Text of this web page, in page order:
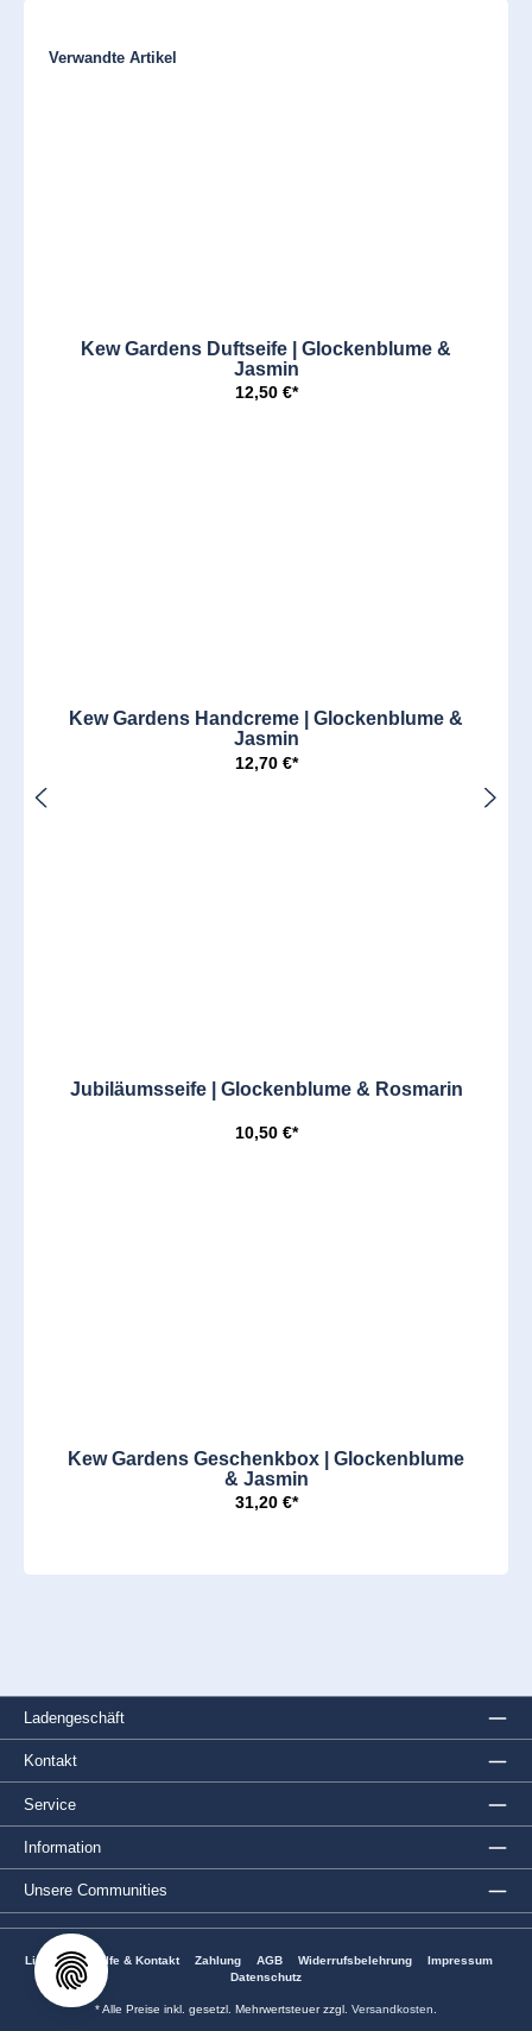
Produktgalerie überspringen
Verwandte Artikel
Kew Gardens Duftseife | Glockenblume &
Jasmin
12,50 €*
Kew Gardens Handcreme | Glockenblume &
Jasmin
12,70 €*
Jubiläumsseife | Glockenblume & Rosmarin
10,50 €*
Kew Gardens Geschenkbox | Glockenblume
& Jasmin
31,20 €*
Ladengeschäft
Service
Information
Kontakt
Unsere Communities
Lieferung Hilfe & Kontakt Zahlung AGB Widerrufsbelehrung
Impressum
Datenschutz
* Alle Preise inkl. gesetzl. Mehrwertsteuer zzgl. Versandkosten